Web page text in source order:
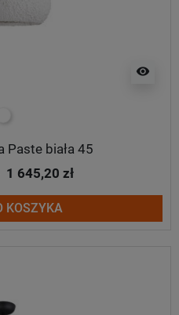
visibility
Paste biała 45
1 645,20 zł
KOSZYKA